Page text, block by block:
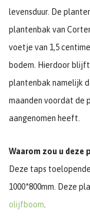
levensduur. De
plantenbak van
voetje van 1,5
bodem. Hierdoor
plantenbak namelijk
maanden voordat de
aangenomen heeft.
Waarom zou u deze
Deze taps
1000*800mm. Deze
olijfboom